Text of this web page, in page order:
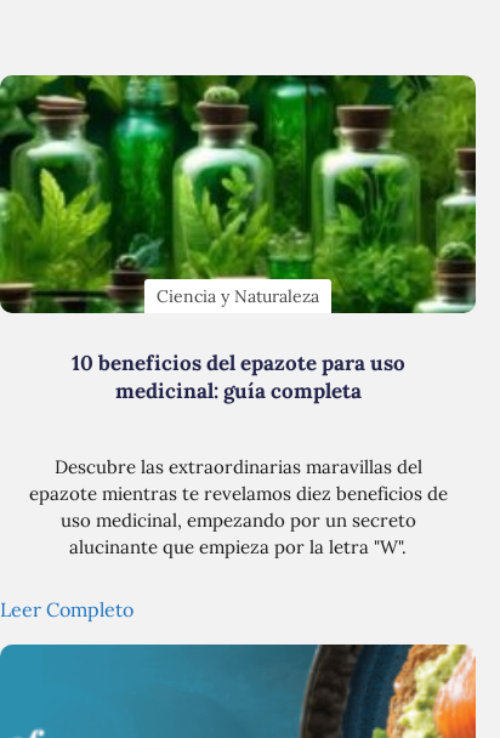
Ciencia y Naturaleza
10 beneficios del epazote para uso
medicinal: guía completa
Descubre las extraordinarias maravillas del
epazote mientras te revelamos diez beneficios de
uso medicinal, empezando por un secreto
alucinante que empieza por la letra "W".
Leer Completo